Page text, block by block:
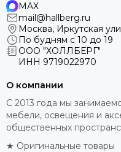
MAX
mail@hallberg.ru
Москва, Иркутская
По будням с 10 до 19
ООО "ХОЛЛБЕРГ"
ИНН 9719022970
О компании
С 2013 года мы
мебели, освещения и
общественных
★ Оригинальные товары